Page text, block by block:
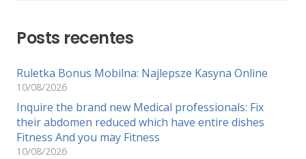
Posts recentes
Ruletka Bonus Mobilna: Najlepsze Kasyna Online
10/08/2026
Inquire the brand new Medical professionals: Fix
their abdomen reduced which have entire dishes
Fitness And you may Fitness
10/08/2026